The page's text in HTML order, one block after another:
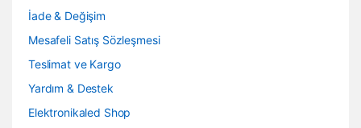
İade & Değişim
Mesafeli Satış Sözleşmesi
Teslimat ve Kargo
Yardım & Destek
Elektronikaled Shop